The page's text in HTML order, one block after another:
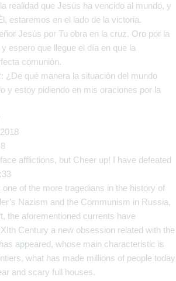
realidad que Jesús ha vencido al mundo, y
estaremos en el lado de la victoria.
Jesús por Tu obra en la cruz. Oro por la
espero que llegue el día en que la
comunión.
¿De qué manera la situación del mundo
y estoy pidiendo en mis oraciones por la
afflictions, but Cheer up! I have defeated
of the more tragedians in the history of
Nazism and the Communism in Russia,
the aforementioned currents have
Century a new obsession related with the
appeared, whose main characteristic is
what has made millions of people today
and scary full houses.